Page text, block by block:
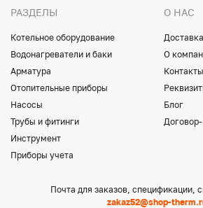
РАЗДЕЛЫ
Котельное оборудование
Водонагреватели и баки
Арматура
Отопительные приборы
Насосы
Трубы и фитинги
Инструмент
Приборы учета
О НАС
О
Контакты
Блог
Почта для заказов, спецификации,
zakaz52@shop-